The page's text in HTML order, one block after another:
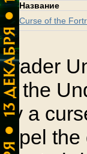
lvl Название
12
Curse of the
Trader
in the
by a
repel